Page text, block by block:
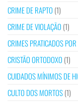
CRIME DE RAPTO (1)
CRIME DE VIOLAÇÃO (1)
CRIMES PRATICADOS
CRISTÃO ORTODOXO (1)
CUIDADOS MÍNIMOS DE
CULTO DOS MORTOS(1)